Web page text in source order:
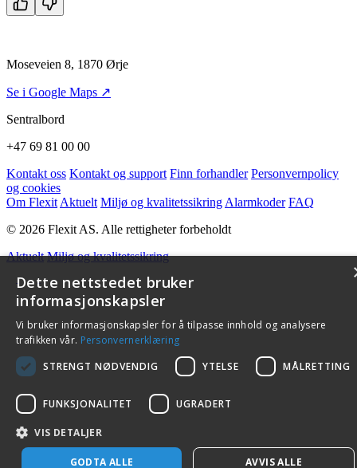
Moseveien 8, 1870 Ørje
Se i Google Maps ↗
Sentralbord
+47 69 81 00 00
Kontakt oss Kontakt og support Finn forhandler Personvernpolicy
og cookies
Om Flexit Aktuelt Miljø og kvalitetssikring Alarmkoder FAQ
© 2026 Flexit AS. Alle rettigheter forbeholdt
Aktuelt Miljø og kvalitetssikring
Dette nettstedet bruker
informasjonskapsler
Vi bruker informasjonskapsler for å tilpasse innhold og analysere
trafikken vår. Personvernerklæring
STRENGT NØDVENDIG
YTELSE MÅLRETTING
FUNKSJONALITET UGRADERT
VIS DETALJER
GODTA ALLE AVVIS ALLE